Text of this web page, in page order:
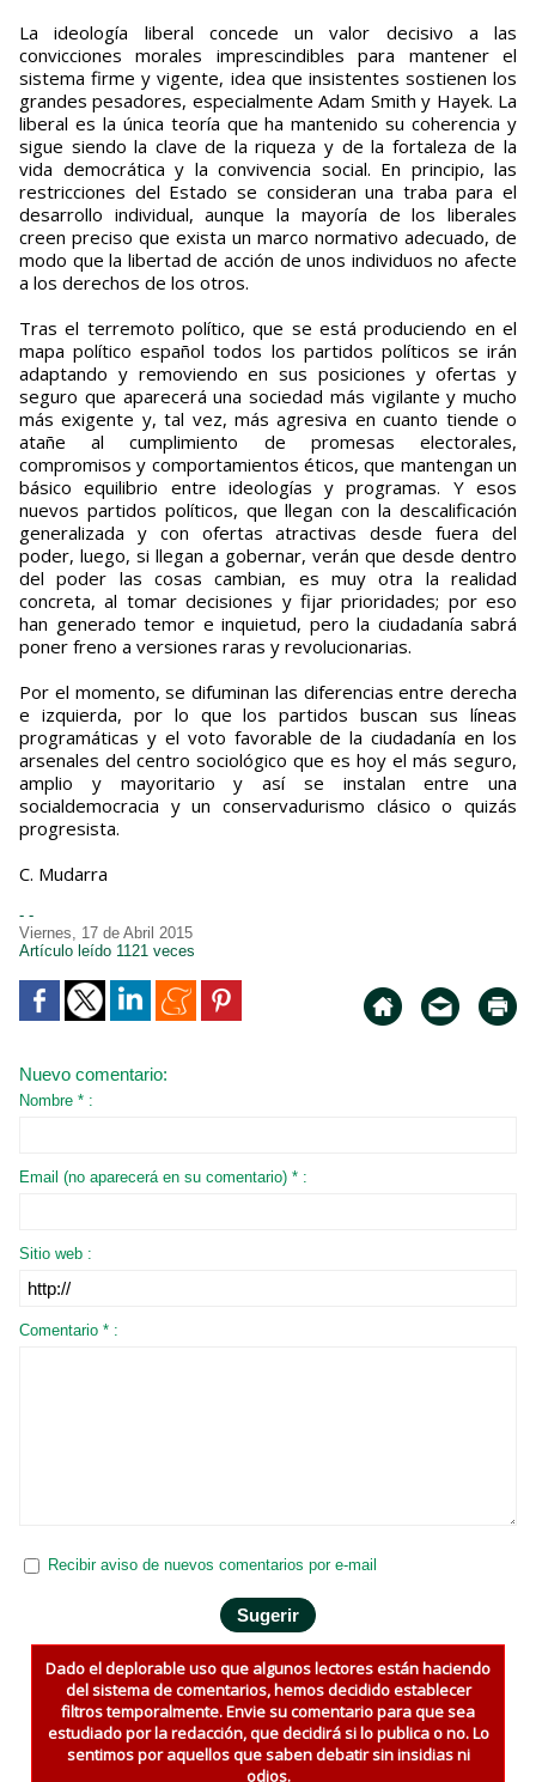
La ideología liberal concede un valor decisivo a las
convicciones morales imprescindibles para mantener el
sistema firme y vigente, idea que insistentes sostienen los
grandes pesadores, especialmente Adam Smith y Hayek. La
liberal es la única teoría que ha mantenido su coherencia y
sigue siendo la clave de la riqueza y de la fortaleza de la
vida democrática y la convivencia social. En principio, las
restricciones del Estado se consideran una traba para el
desarrollo individual, aunque la mayoría de los liberales
creen preciso que exista un marco normativo adecuado, de
modo que la libertad de acción de unos individuos no afecte
a los derechos de los otros.
Tras el terremoto político, que se está produciendo en el
mapa político español todos los partidos políticos se irán
adaptando y removiendo en sus posiciones y ofertas y
seguro que aparecerá una sociedad más vigilante y mucho
más exigente y, tal vez, más agresiva en cuanto tiende o
atañe al cumplimiento de promesas electorales,
compromisos y comportamientos éticos, que mantengan un
básico equilibrio entre ideologías y programas. Y esos
nuevos partidos políticos, que llegan con la descalificación
generalizada y con ofertas atractivas desde fuera del
poder, luego, si llegan a gobernar, verán que desde dentro
del poder las cosas cambian, es muy otra la realidad
concreta, al tomar decisiones y fijar prioridades; por eso
han generado temor e inquietud, pero la ciudadanía sabrá
poner freno a versiones raras y revolucionarias.
Por el momento, se difuminan las diferencias entre derecha
e izquierda, por lo que los partidos buscan sus líneas
programáticas y el voto favorable de la ciudadanía en los
arsenales del centro sociológico que es hoy el más seguro,
amplio y mayoritario y así se instalan entre una
socialdemocracia y un conservadurismo clásico o quizás
progresista.
C. Mudarra
- -
Viernes, 17 de Abril 2015
Artículo leído 1121 veces
Nuevo comentario:
Nombre * :
Email (no aparecerá en su comentario) * :
Sitio web :
Comentario * :
Recibir aviso de nuevos comentarios por e-mail
Dado el deplorable uso que algunos lectores están haciendo
del sistema de comentarios, hemos decidido establecer
filtros temporalmente. Envie su comentario para que sea
estudiado por la redacción, que decidirá si lo publica o no. Lo
sentimos por aquellos que saben debatir sin insidias ni
odios.